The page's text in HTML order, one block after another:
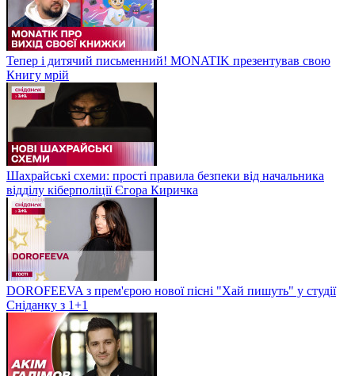
Тепер і дитячий письменний! MONATIK презентував свою
Книгу мрій
Шахрайські схеми: прості правила безпеки від начальника
відділу кіберполіції Єгора Киричка
DOROFEEVA з прем'єрою нової пісні "Хай пишуть" у студії
Сніданку з 1+1